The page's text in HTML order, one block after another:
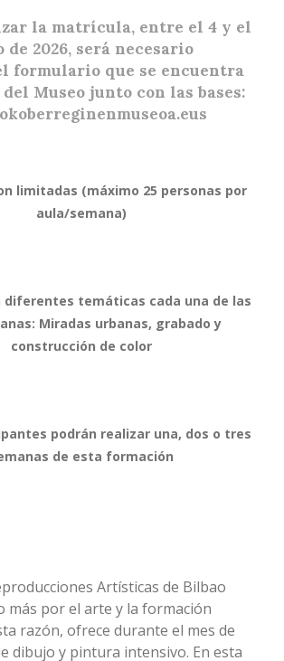
la matrícula, entre el 4 y el
de 2026, será necesario
formulario que se encuentra
Museo junto con las bases:
limitadas (máximo 25 personas por
aula/semana)
diferentes temáticas cada una de las
Miradas urbanas, grabado y
construcción de color
podrán realizar una, dos o tres
de esta formación
Artísticas de Bilbao
más por el arte y la formación
razón, ofrece durante el mes de
dibujo y pintura intensivo. En esta